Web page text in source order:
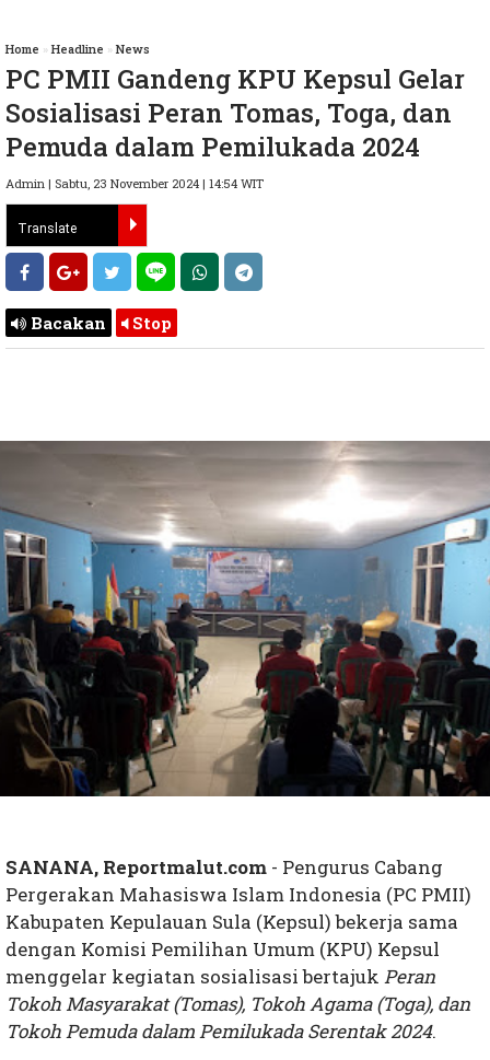
Home » Headline » News
PC PMII Gandeng KPU Kepsul Gelar
Sosialisasi Peran Tomas, Toga, dan
Pemuda dalam Pemilukada 2024
Admin | Sabtu, 23 November 2024 | 14:54 WIT
Bacakan Stop
SANANA, Reportmalut.com - Pengurus Cabang
Pergerakan Mahasiswa Islam Indonesia (PC PMII)
Kabupaten Kepulauan Sula (Kepsul) bekerja sama
dengan Komisi Pemilihan Umum (KPU) Kepsul
menggelar kegiatan sosialisasi bertajuk Peran
Tokoh Masyarakat (Tomas), Tokoh Agama (Toga), dan
Tokoh Pemuda dalam Pemilukada Serentak 2024.